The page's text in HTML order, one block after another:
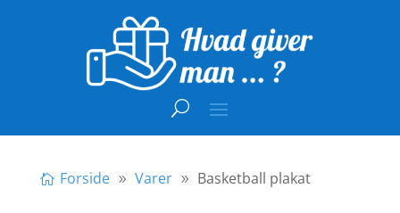
Forside Varer Basketball plakat